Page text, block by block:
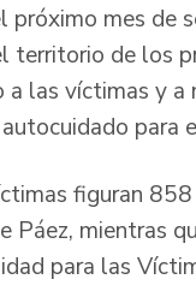
mes de
territorio de los
las víctimas y
figuran
Páez, mientras
para las